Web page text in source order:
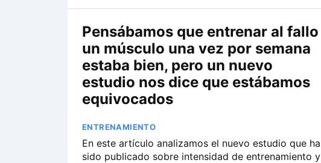
Pensábamos que entrenar al fallo
un músculo una vez por semana
estaba bien, pero un nuevo
estudio nos dice que estábamos
equivocados
ENTRENAMIENTO
En este artículo analizamos el nuevo estudio que ha
sido publicado sobre intensidad de entrenamiento y